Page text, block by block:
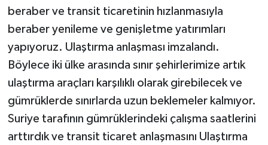
beraber ve transit ticaretinin hızlanmasıyla
beraber yenileme ve genişletme yatırımları
yapıyoruz. Ulaştırma anlaşması imzalandı.
Böylece iki ülke arasında sınır şehirlerimize artık
ulaştırma araçları karşılıklı olarak girebilecek ve
gümrüklerde sınırlarda uzun beklemeler kalmıyor.
Suriye tarafının gümrüklerindeki çalışma saatlerini
arttırdık ve transit ticaret anlaşmasını Ulaştırma